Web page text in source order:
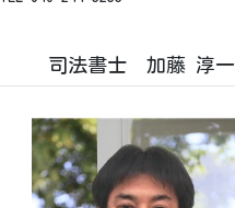
司法書士 加藤 淳一